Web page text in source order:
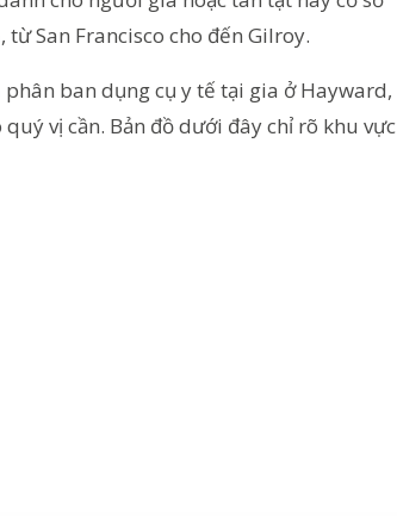
San Francisco cho đến Gilroy.
phân ban dụng cụ y tế tại gia ở Hayward,
vị cần. Bản đồ dưới đây chỉ rõ khu vực